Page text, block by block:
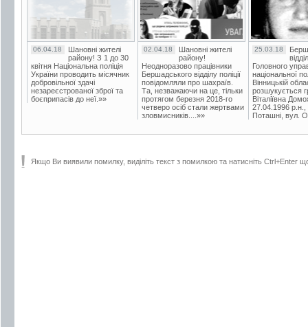
06.04.18
Шановні жителі
району! З 1 до 30
квітня Національна поліція
України проводить місячник
добровільної здачі
незареєстрованої зброї та
боєприпасів до неї.»»
02.04.18
Шановні жителі
району!
Неодноразово працівники
Бершадського відділу поліції
повідомляли про шахраїв.
Та, незважаючи на це, тільки
протягом березня 2018-го
четверо осіб стали жертвами
зловмисників....»»
25.03.18
Головного
національної
Вінницькій
розшукується
Віталіївна
27.04.1996 р.н.,
Поташні, вул.
Якщо Ви виявили помилку, виділіть текст з помилкою та натисніть Ctrl+Enter